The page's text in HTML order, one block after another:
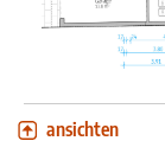
ansichten